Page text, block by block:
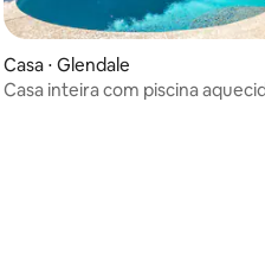
média de 5, 101
Casa ⋅ Glendale
Casa inteira com piscina